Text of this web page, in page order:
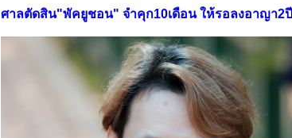
ศาลตัดสิน"พัคยูชอน" จำคุก10เดือน ให้รอลงอาญา2ปี